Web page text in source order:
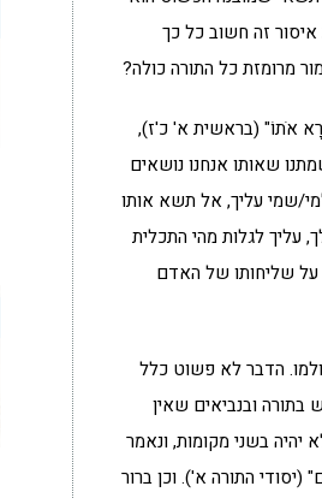
זה חשוב כל כך
מרומזת כל התורה כולה?
אֹתוֹ" (בראשית א' כ'ז),
שאותו אנחנו נושאים
שמי עליך, אל תשא אותו
עליך לגלות מהי התכלית
על שליחותו של האדם
הדבר לא פשוט כלל
בתורה ובנביאים שאין
בשני מקומות, ונאמר
(יסודי התורה א'). וכן ברור